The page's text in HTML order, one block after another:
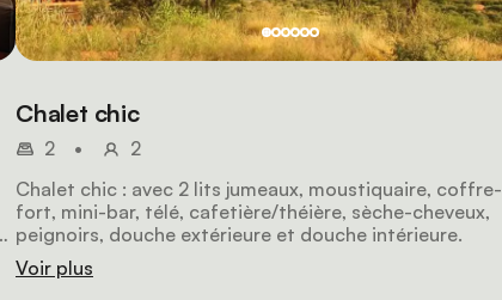
Chalet chic
2 •
2
Chalet chic : avec 2 lits jumeaux, moustiquaire, coffre-
fort, mini-bar, télé, cafetière/théière, sèche-cheveux,
peignoirs, douche extérieure et douche intérieure.
Voir plus